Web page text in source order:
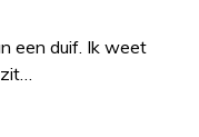
een duif. Ik weet